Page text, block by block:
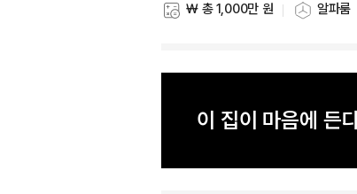
스타일링 비용
₩ 총 1,000만 원
스타일링 공간
알파룸
이 집이 마음에 든